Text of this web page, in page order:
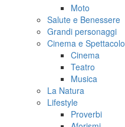
Moto
Salute e Benessere
Grandi personaggi
Cinema e Spettacolo
Cinema
Teatro
Musica
La Natura
Lifestyle
Proverbi